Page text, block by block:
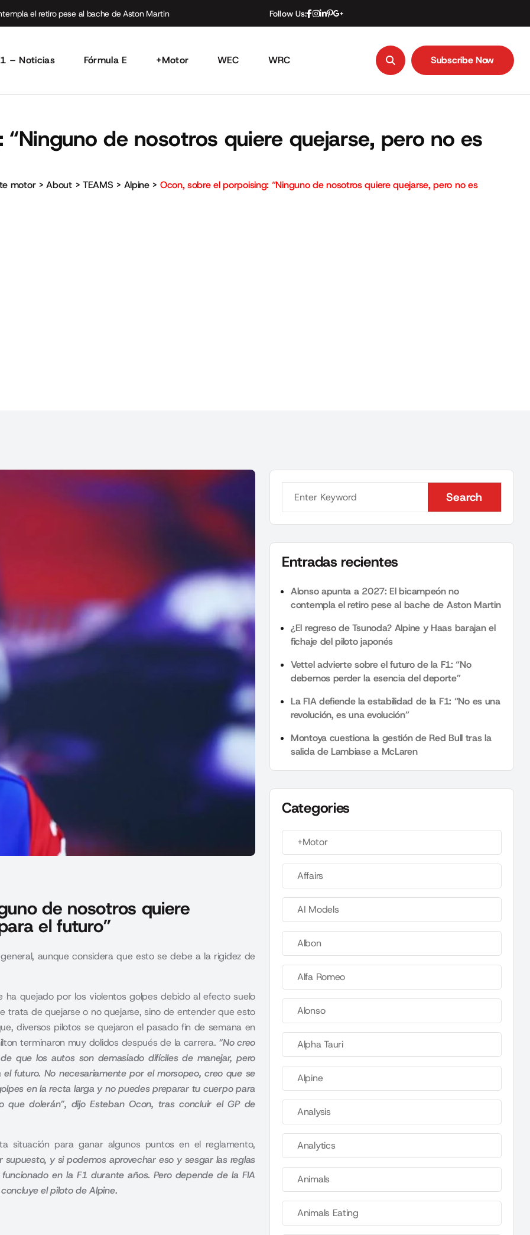
el retiro pese al bache de Aston Martin Follow Us:
– Noticias Fórmula E +Motor WEC WRC Subscribe Now
de nosotros quiere quejarse, pero no es
motor>About> TEAMS > Alpine> Ocon, sobre el porpoising: “Ninguno de nosotros quiere quejarse, pero no es
de nosotros quiere
el futuro”
aunque considera que esto se debe a la rigidez de
quejado por los violentos golpes debido al efecto suelo
trata de quejarse o no quejarse, sino de entender que esto
diversos pilotos se quejaron el pasado fin de semana en
terminaron muy dolidos después de la carrera. “No creo
que los autos son demasiado difíciles de manejar, pero
futuro. No necesariamente por el morsopeo, creo que se
en la recta larga y no puedes preparar tu cuerpo para
dolerán”, dijo Esteban Ocon, tras concluir el GP de
situación para ganar algunos puntos en el reglamento,
supuesto, y si podemos aprovechar eso y sesgar las reglas
en la F1 durante años. Pero depende de la FIA
el piloto de Alpine.
Search
Search
Entradas recientes
Alonso apunta a 2027: El bicampeón no
contempla el retiro pese al bache de Aston Martin
¿El regreso de Tsunoda? Alpine y Haas barajan el
fichaje del piloto japonés
Vettel advierte sobre el futuro de la F1: “No
debemos perder la esencia del deporte”
La FIA defiende la estabilidad de la F1: “No es una
revolución, es una evolución”
Montoya cuestiona la gestión de Red Bull tras la
salida de Lambiase a McLaren
Categories
+Motor
Affairs
AI Models
Albon
Alfa Romeo
Alonso
Alpha Tauri
Alpine
Analysis
Analytics
Animals
Animals Eating